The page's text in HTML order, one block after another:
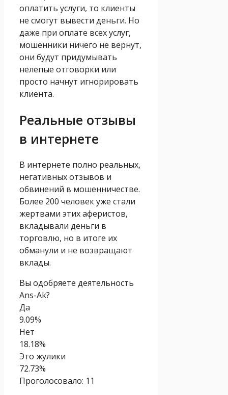
оплатить услуги, то клиенты
не смогут вывести деньги. Но
даже при оплате всех услуг,
мошенники ничего не вернут,
они будут придумывать
нелепые отговорки или
просто начнут игнорировать
клиента.
Реальные отзывы
в интернете
В интернете полно реальных,
негативных отзывов и
обвинений в мошенничестве.
Более 200 человек уже стали
жертвами этих аферистов,
вкладывали деньги в
торговлю, но в итоге их
обманули и не возвращают
вклады.
Вы одобряете деятельность
Ans-Ak?
Да
9.09%
Нет
18.18%
Это жулики
72.73%
Проголосовало: 11